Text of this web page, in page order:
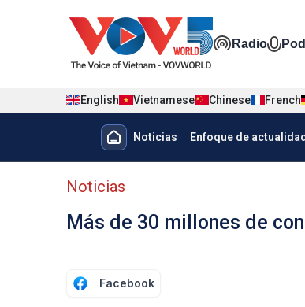
ĐaRadio
English Vietnamese Chinese French
Menu trang chủ tiếng Tây
Noticias Enfoque de actualidad
Menu phụ tiếng Tây ban nha
Noticias
Más de 30 millones de
Facebook